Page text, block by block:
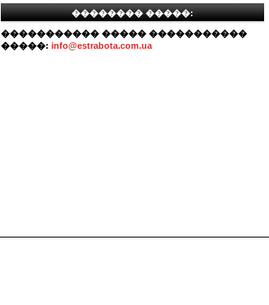
�������� �����:
����������� ����� �����������
�����: info@estrabota.com.ua